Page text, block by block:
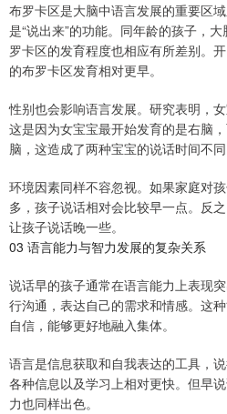
布罗卡区是大脑中语言发展的重要区
是“说出来”的功能。同年龄的孩子，
罗卡区的发育程度也相应有所差别。
的布罗卡区发育相对更早。
性别也会影响语言发展。研究表明，
这是因为女宝宝最开始发育的是右脑
脑，这造成了两种宝宝的说话时间不同
环境因素同样不容忽视。如果家庭对
多，孩子说话相对会比较早一点。反
让孩子说话晚一些。
03 语言能力与智力发展的复杂关系
说话早的孩子通常在语言能力上表现
行沟通，表达自己的需求和情感。这
自信，能够更好地融入集体。
语言是信息获取和自我表达的工具，
各种信息以及学习上相对更快。但早
力也同样出色。